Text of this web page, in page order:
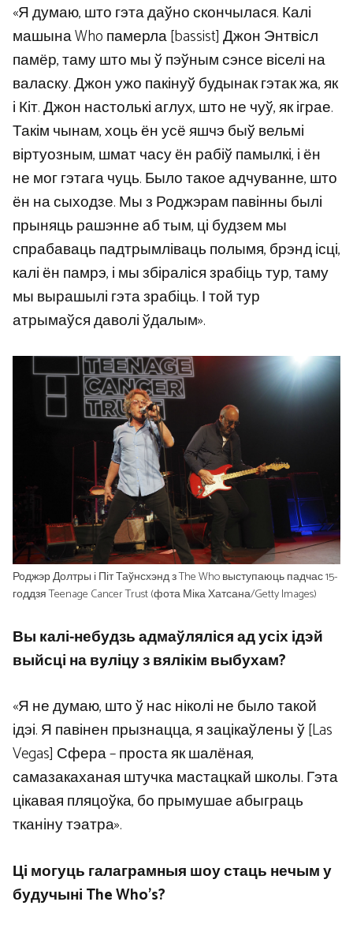
«Я думаю, што гэта даўно скончылася. Калі
машына Who памерла [bassist] Джон Энтвісл
памёр, таму што мы ў пэўным сэнсе віселі на
валаску. Джон ужо пакінуў будынак гэтак жа, як
і Кіт. Джон настолькі аглух, што не чуў, як іграе.
Такім чынам, хоць ён усё яшчэ быў вельмі
віртуозным, шмат часу ён рабіў памылкі, і ён
не мог гэтага чуць. Было такое адчуванне, што
ён на сыходзе. Мы з Роджэрам павінны былі
прыняць рашэнне аб тым, ці будзем мы
спрабаваць падтрымліваць полымя, брэнд ісці,
калі ён памрэ, і мы збіраліся зрабіць тур, таму
мы вырашылі гэта зрабіць. І той тур
атрымаўся даволі ўдалым».
Роджэр Долтры і Піт Таўнсхэнд з The Who выступаюць падчас 15-
годдзя Teenage Cancer Trust (фота Міка Хатсана/Getty Images)
Вы калі-небудзь адмаўляліся ад усіх ідэй
выйсці на вуліцу з вялікім выбухам?
«Я не думаю, што ў нас ніколі не было такой
ідэі. Я павінен прызнацца, я зацікаўлены ў [Las
Vegas] Сфера – проста як шалёная,
самазакаханая штучка мастацкай школы. Гэта
цікавая пляцоўка, бо прымушае абыграць
тканіну тэатра».
Ці могуць галаграмныя шоу стаць нечым у
будучыні The Who’s?